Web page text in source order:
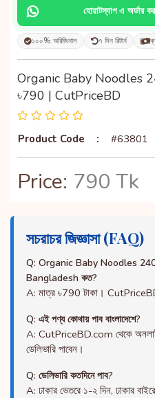
হোয়াটস্যাপ এ
১০০% অরিজিনাল ৭ দিন রিটার্ন
Organic Baby Noodles
৳790 | CutPriceBD
Product Code : #63801
Price: 790 Tk
সচরাচর জিজ্ঞাসা (FAQ)
Q: Organic Baby Noodles
Bangladesh কত?
A: মাত্র ৳790 টাকা।
Q: এই পণ্য কোথায় পাব বাংলাদেশে?
A: CutPriceBD.com থেকে
ডেলিভারি পাবেন।
Q: ডেলিভারি কতদিনে পাব?
A: ঢাকার ভেতরে ১-২ দিন, ঢাকার